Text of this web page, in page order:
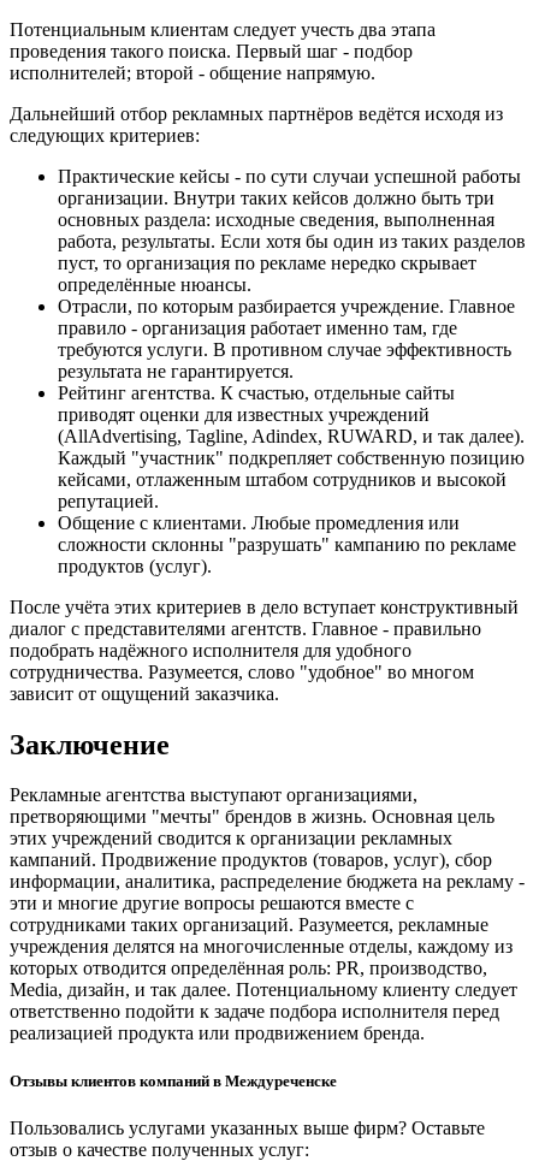
Потенциальным клиентам следует учесть два этапа
проведения такого поиска. Первый шаг - подбор
исполнителей; второй - общение напрямую.
Дальнейший отбор рекламных партнёров ведётся исходя из
следующих критериев:
Практические кейсы - по сути случаи успешной работы
организации. Внутри таких кейсов должно быть три
основных раздела: исходные сведения, выполненная
работа, результаты. Если хотя бы один из таких разделов
пуст, то организация по рекламе нередко скрывает
определённые нюансы.
Отрасли, по которым разбирается учреждение. Главное
правило - организация работает именно там, где
требуются услуги. В противном случае эффективность
результата не гарантируется.
Рейтинг агентства. К счастью, отдельные сайты
приводят оценки для известных учреждений
(AllAdvertising, Tagline, Adindex, RUWARD, и так далее).
Каждый "участник" подкрепляет собственную позицию
кейсами, отлаженным штабом сотрудников и высокой
репутацией.
Общение с клиентами. Любые промедления или
сложности склонны "разрушать" кампанию по рекламе
продуктов (услуг).
После учёта этих критериев в дело вступает конструктивный
диалог с представителями агентств. Главное - правильно
подобрать надёжного исполнителя для удобного
сотрудничества. Разумеется, слово "удобное" во многом
зависит от ощущений заказчика.
Заключение
Рекламные агентства выступают организациями,
претворяющими "мечты" брендов в жизнь. Основная цель
этих учреждений сводится к организации рекламных
кампаний. Продвижение продуктов (товаров, услуг), сбор
информации, аналитика, распределение бюджета на рекламу -
эти и многие другие вопросы решаются вместе с
сотрудниками таких организаций. Разумеется, рекламные
учреждения делятся на многочисленные отделы, каждому из
которых отводится определённая роль: PR, производство,
Media, дизайн, и так далее. Потенциальному клиенту следует
ответственно подойти к задаче подбора исполнителя перед
реализацией продукта или продвижением бренда.
Отзывы клиентов компаний в Междуреченске
Пользовались услугами указанных выше фирм? Оставьте
отзыв о качестве полученных услуг: